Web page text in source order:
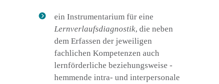
ein Instrumentarium für eine
Lernverlaufsdiagnostik, die neben
dem Erfassen der jeweiligen
fachlichen Kompetenzen auch
lernförderliche beziehungsweise -
hemmende intra- und interpersonale